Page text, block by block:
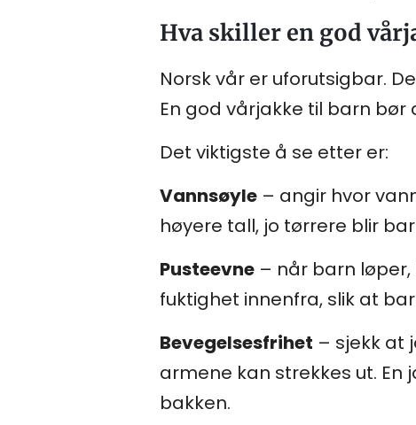
Hva skiller en god
Norsk vår er uforutsigbar.
En god vårjakke til barn
Det viktigste å se etter er:
Vannsøyle – angir hvor
høyere tall, jo tørrere blir
Pusteevne – når barn
fuktighet innenfra, slik at
Bevegelsesfrihet – sjekk at
armene kan strekkes ut.
bakken.